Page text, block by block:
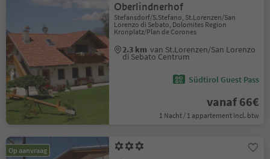
Oberlindnerhof
Stefansdorf/S.Stefano, St.Lorenzen/San
Lorenzo di Sebato, Dolomites Region
Kronplatz/Plan de Corones
2.3 km van St.Lorenzen/San Lorenzo
di Sebato Centrum
Südtirol Guest Pass
vanaf 66€
1 Nacht / 1 appartement Incl. btw
Op aanvraag